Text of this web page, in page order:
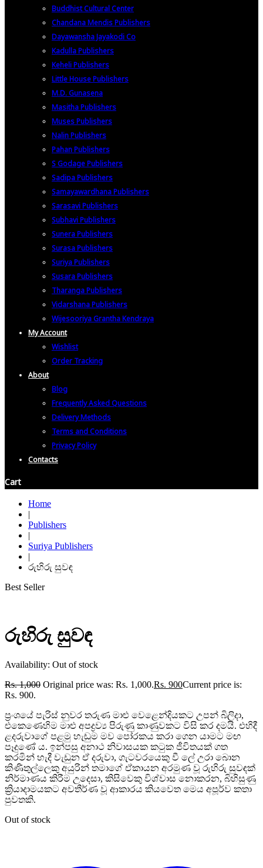
Buddhist Cultural Center
Chandana Mendis Publishers
Dayawansha Jayakodi Co
Kadulla Publishers
Keheli Publishers
Little House Publishers
M.D. Gunasena
Masitha Publishers
Muses Publishers
Nalin Publishers
Pahan Publishers
S Godage Publishers
Sadipa Publishers
Samayawardhana Publishers
Sarasavi Publishers
Subhavi Publishers
Sunera Publishers
Surasa Publishers
Suriya Publishers
Susara Publishers
Tharanga Publishers
Vidarshana Publishers
Wijesooriya Grantha Kendraya
My Account
Wishlist
Order Tracking
About
Blog
Frequently Asked Questions
Delivery Methods
Terms and Conditions
Privacy Policy
Contacts
Cart
Home
|
Publishers
|
Suriya Publishers
|
රුහිරු සුවඳ
Best Seller
රුහිරු සුවඳ
Availability: Out of stock
Rs.1,000 Original price was: Rs. 1,000.Rs. 900Current price is:
Rs. 900.
ප්‍රංශයේ පැරිස් නුවර තරුණ මාළු වෙළෙන්දියකට උපන් බිලිදා,
එකෙණෙහිම මාළු අපද්‍රව්‍ය පිරුණු කාණුවකට විසි කර දමයි. එහිදී
ළදරුවාගේ පළමු හැඬුම මව පෝරකය කරා ගෙන යාමට මඟ
පෑදුණේ ය. ඉන්පසු අනාථ නිවාසයක කටුක ජීවිතයක් ගත
කරමින් හැදී වැඩුන ඒ දරුවා, ගැටවරයෙකු වී ලේ උරා බොන
කිණිතුල්ලෙකු අයුරින් තමාගේ ඒකායන අරමුණ වූ රුහිරු සුවඳක්
නිර්මාණය කිරීම උදෙසා, කිසිවෙකු විශ්වාස නොකරන, බිහිසුණු
ක්‍රියාදාමයකට අවතීර්ණ වූ ආකාරය කියවෙත මෙය අපූර්ව කතා
පුවතකි.
Out of stock